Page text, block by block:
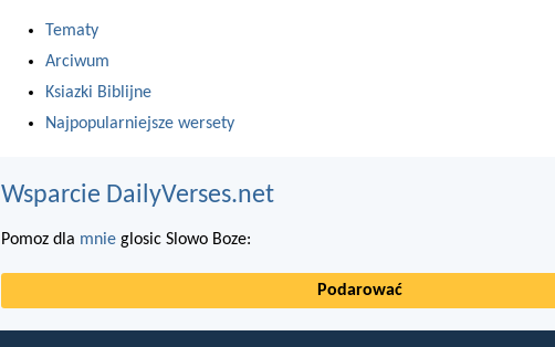
Tematy
Arciwum
Ksiazki Biblijne
Najpopularniejsze wersety
Wsparcie DailyVerses.net
Pomoz dla mnie glosic Slowo Boze:
Podarować